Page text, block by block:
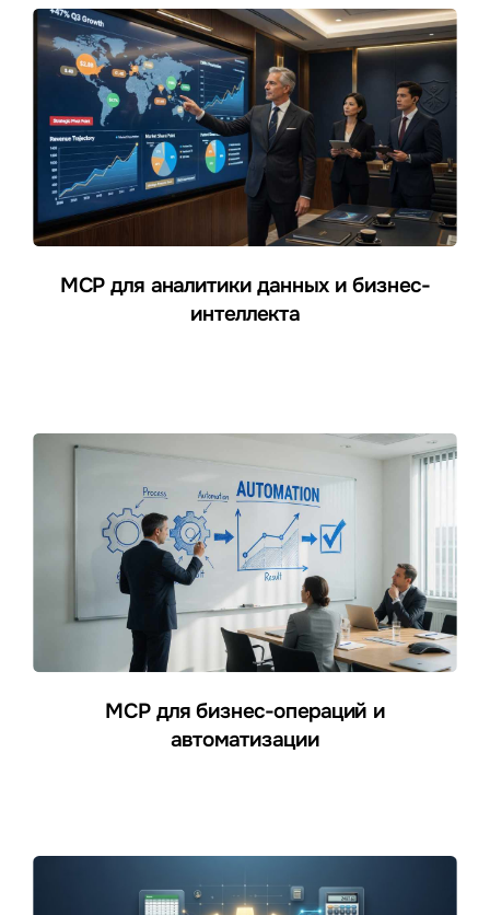
MCP для аналитики данных и бизнес-
интеллекта
MCP для бизнес-операций и
автоматизации